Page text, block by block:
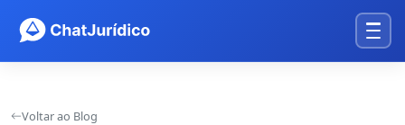
Voltar ao Blog